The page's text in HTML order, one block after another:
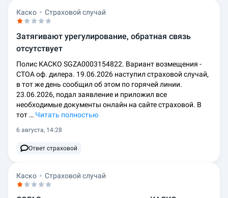
Каско Страховой случай
Затягивают урегулирование, обратная связь
отсутствует
Полис КАСКО SGZA0003154822. Вариант возмещения -
СТОА оф. дилера. 19.06.2026 наступил страховой случай,
в тот же день сообщил об этом по горячей линии.
23.06.2026, подал заявление и приложил все
необходимые документы онлайн на сайте страховой. В
тот … Читать полностью
6 августа, 14:28
Ответ страховой
Каско Страховой случай